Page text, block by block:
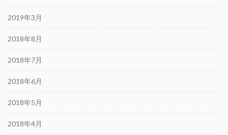
2019年3月
2018年8月
2018年7月
2018年6月
2018年5月
2018年4月